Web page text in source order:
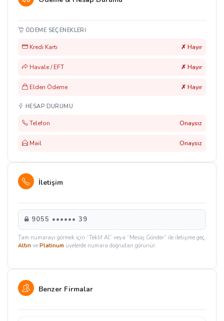
ÖDEME SEÇENEKLERI
Kredi Kartı ✗ Hayır
Havale / EFT ✗ Hayır
Elden Ödeme ✗ Hayır
HESAP DURUMU
Telefon Onaysız
Mail Onaysız
İletişim
9055 •••••• 39
Tam numarayı görmek için “Teklif Al” veya “Mesaj Gönder” ile iletişime geç.
Altın ve Platinum üyelerde numara doğrudan görünür.
Benzer Firmalar